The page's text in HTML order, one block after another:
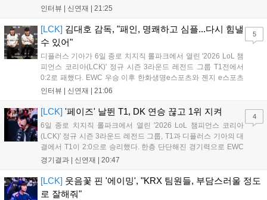
지만, 젠지 e스포츠의 홈 경기에서 원정 승리를 챙기며 분위기를
한 모습이었다. 다음은...
인터뷰 | 신연재 21:25
[LCK] 김대호 감독, "패인, 명쾌하고 심플...다시 힘낼
수 있어"
디플러스 기아가 6일 종로 치지직 롤파크에서 열린 '2026 LoL 챔
피언스 코리아(LCK)' 정규 시즌 3라운드 레전드 그룹 T1전에서
0:2로 패했다. EWC 우승 이후 한화생명e스포츠와 젠지 e스포츠
를 잡아내며 기세를 끌어올렸지만, 경기력이 제 궤도에 오른 T1은
"오늘 져서 너무 아쉽다"...
인터뷰 | 신연재 21:06
5
[LCK] '페이즈' 날뛴 T1, DK 연승 끊고 1위 지켜
6일 종로 치지직 롤파크에서 열린 '2026 LoL 챔피언스 코리아
(LCK)' 정규 시즌 3라운드 레전드 그룹, T1과 디플러스 기아의 대
결에서 T1이 2:0으로 승리했다. 한층 단단해진 경기력으로 EWC
우승을 기점으로 파죽지세의 연승을 이어가던 디플러스 기아를
T1은 첫 드래곤을 두드렸...
경기결과 | 신연재 20:47
4
[LCK] 웃음꽃 핀 '에이밍', "KRX 팀원들, 부담스러울 정도
로 잘해줘"